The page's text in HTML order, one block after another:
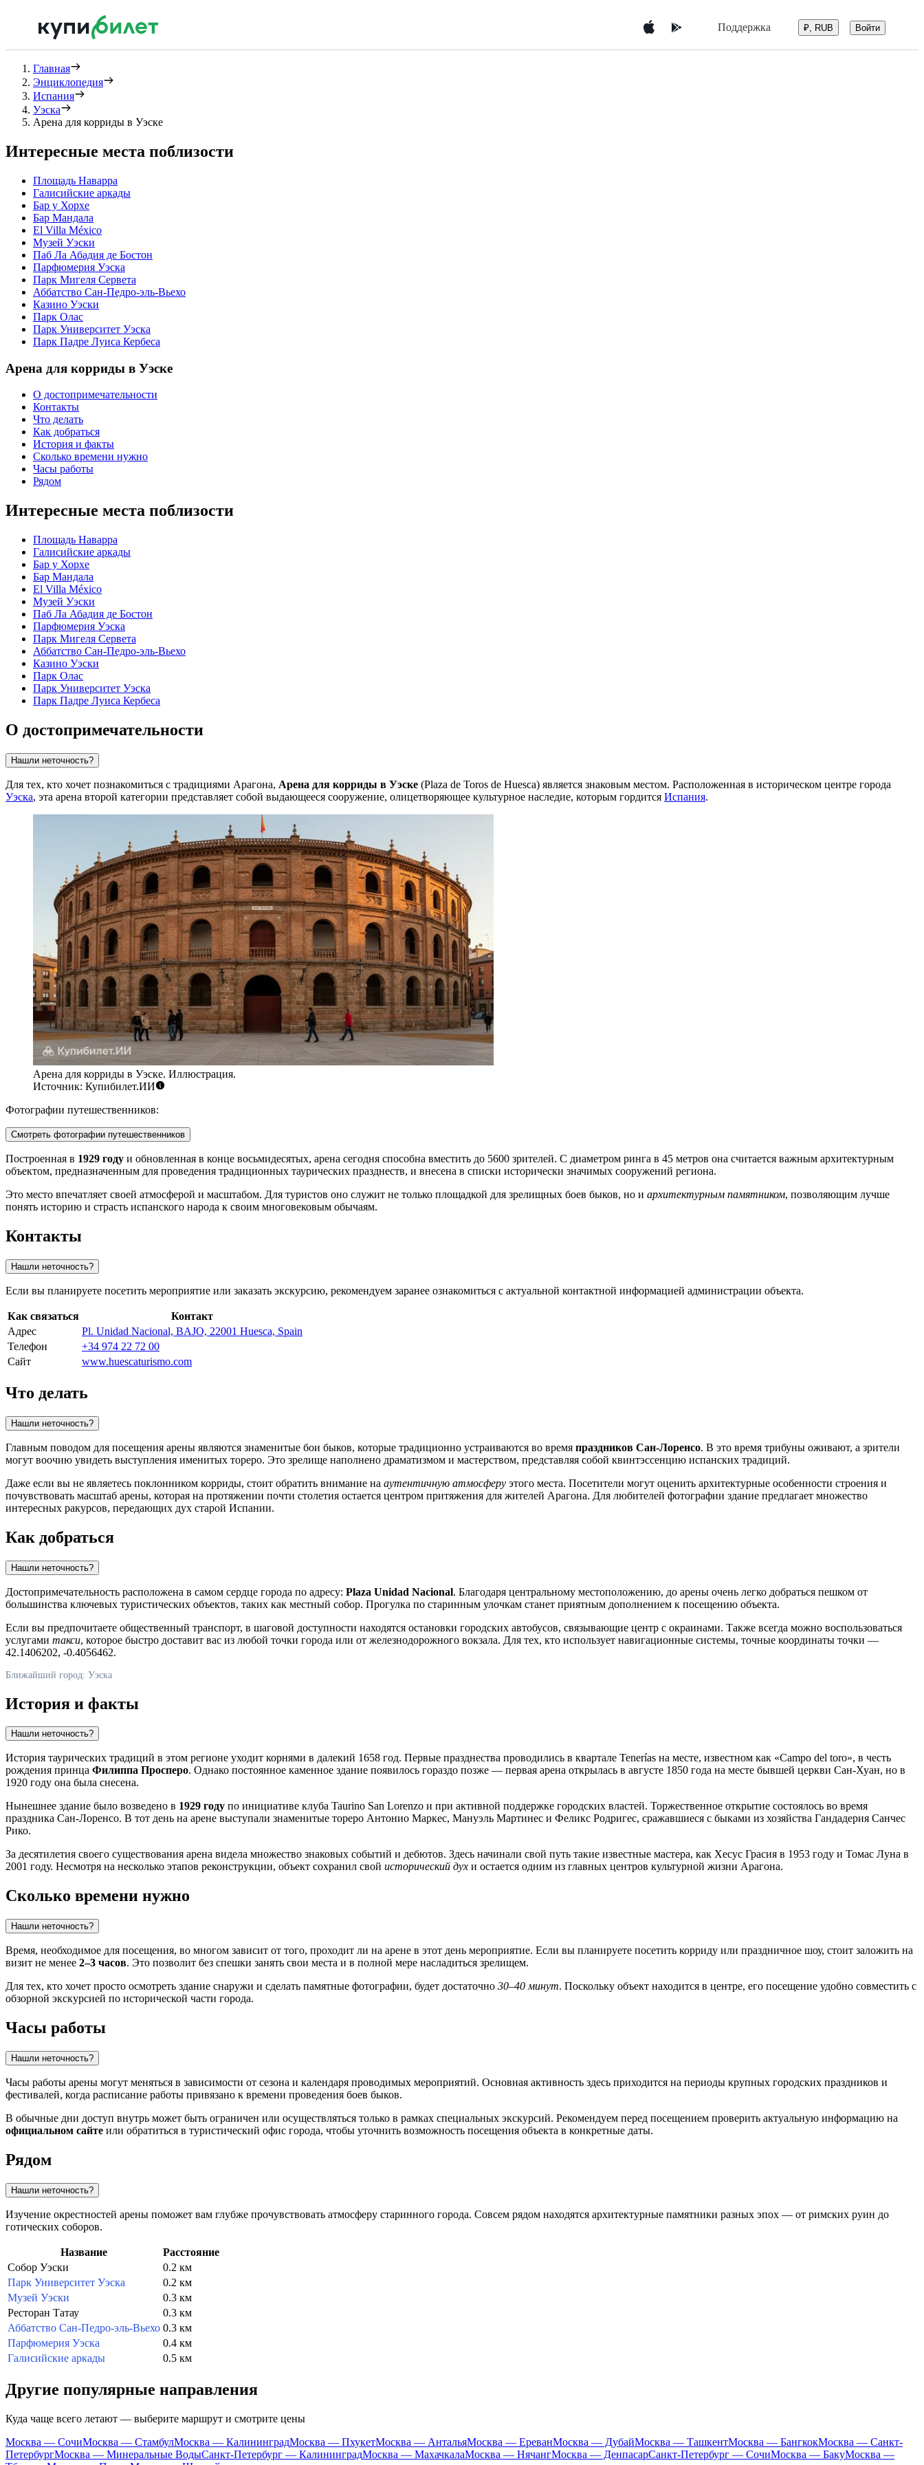
Поддержка ₽, RUB Войти
Главная
Энциклопедия
Испания
Уэска
Арена для корриды в Уэске
Интересные места поблизости
Площадь Наварра
Галисийские аркады
Бар у Хорхе
Бар Мандала
El Villa México
Музей Уэски
Паб Ла Абадия де Бостон
Парфюмерия Уэска
Парк Мигеля Сервета
Аббатство Сан-Педро-эль-Вьехо
Казино Уэски
Парк Олас
Парк Университет Уэска
Парк Падре Луиса Кербеса
Арена для корриды в Уэске
О достопримечательности
Контакты
Что делать
Как добраться
История и факты
Сколько времени нужно
Часы работы
Рядом
Интересные места поблизости
Площадь Наварра
Галисийские аркады
Бар у Хорхе
Бар Мандала
El Villa México
Музей Уэски
Паб Ла Абадия де Бостон
Парфюмерия Уэска
Парк Мигеля Сервета
Аббатство Сан-Педро-эль-Вьехо
Казино Уэски
Парк Олас
Парк Университет Уэска
Парк Падре Луиса Кербеса
О достопримечательности
Нашли неточность?
Для тех, кто хочет познакомиться с традициями Арагона, Арена для корриды в Уэске (Plaza de Toros de Huesca) является знаковым местом. Расположенная в историческом центре города
Уэска, эта арена второй категории представляет собой выдающееся сооружение, олицетворяющее культурное наследие, которым гордится Испания.
Арена для корриды в Уэске. Иллюстрация.
Источник: Купибилет.ИИ
Фотографии путешественников:
Смотреть фотографии путешественников
Построенная в 1929 году и обновленная в конце восьмидесятых, арена сегодня способна вместить до 5600 зрителей. С диаметром ринга в 45 метров она считается важным архитектурным
объектом, предназначенным для проведения традиционных таурических празднеств, и внесена в списки исторически значимых сооружений региона.
Это место впечатляет своей атмосферой и масштабом. Для туристов оно служит не только площадкой для зрелищных боев быков, но и архитектурным памятником, позволяющим лучше
понять историю и страсть испанского народа к своим многовековым обычаям.
Контакты
Нашли неточность?
Если вы планируете посетить мероприятие или заказать экскурсию, рекомендуем заранее ознакомиться с актуальной контактной информацией администрации объекта.
Как связаться
Контакт
Адрес
Pl. Unidad Nacional, BAJO, 22001 Huesca, Spain
Телефон
+34 974 22 72 00
Сайт
www.huescaturismo.com
Что делать
Нашли неточность?
Главным поводом для посещения арены являются знаменитые бои быков, которые традиционно устраиваются во время праздников Сан-Лоренсо. В это время трибуны оживают, а зрители
могут воочию увидеть выступления именитых тореро. Это зрелище наполнено драматизмом и мастерством, представляя собой квинтэссенцию испанских традиций.
Даже если вы не являетесь поклонником корриды, стоит обратить внимание на аутентичную атмосферу этого места. Посетители могут оценить архитектурные особенности строения и
почувствовать масштаб арены, которая на протяжении почти столетия остается центром притяжения для жителей Арагона. Для любителей фотографии здание предлагает множество
интересных ракурсов, передающих дух старой Испании.
Как добраться
Нашли неточность?
Достопримечательность расположена в самом сердце города по адресу: Plaza Unidad Nacional. Благодаря центральному местоположению, до арены очень легко добраться пешком от
большинства ключевых туристических объектов, таких как местный собор. Прогулка по старинным улочкам станет приятным дополнением к посещению объекта.
Если вы предпочитаете общественный транспорт, в шаговой доступности находятся остановки городских автобусов, связывающие центр с окраинами. Также всегда можно воспользоваться
услугами такси, которое быстро доставит вас из любой точки города или от железнодорожного вокзала. Для тех, кто использует навигационные системы, точные координаты точки —
42.1406202, -0.4056462.
Ближайший город: Уэска
История и факты
Нашли неточность?
История таурических традиций в этом регионе уходит корнями в далекий 1658 год. Первые празднества проводились в квартале Tenerías на месте, известном как «Campo del toro», в честь
рождения принца Филиппа Просперо. Однако постоянное каменное здание появилось гораздо позже — первая арена открылась в августе 1850 года на месте бывшей церкви Сан-Хуан, но в
1920 году она была снесена.
Нынешнее здание было возведено в 1929 году по инициативе клуба Taurino San Lorenzo и при активной поддержке городских властей. Торжественное открытие состоялось во время
праздника Сан-Лоренсо. В тот день на арене выступали знаменитые тореро Антонио Маркес, Мануэль Мартинес и Феликс Родригес, сражавшиеся с быками из хозяйства Гандадерия Санчес
Рико.
За десятилетия своего существования арена видела множество знаковых событий и дебютов. Здесь начинали свой путь такие известные мастера, как Хесус Грасия в 1953 году и Томас Луна в
2001 году. Несмотря на несколько этапов реконструкции, объект сохранил свой исторический дух и остается одним из главных центров культурной жизни Арагона.
Сколько времени нужно
Нашли неточность?
Время, необходимое для посещения, во многом зависит от того, проходит ли на арене в этот день мероприятие. Если вы планируете посетить корриду или праздничное шоу, стоит заложить на
визит не менее 2–3 часов. Это позволит без спешки занять свои места и в полной мере насладиться зрелищем.
Для тех, кто хочет просто осмотреть здание снаружи и сделать памятные фотографии, будет достаточно 30–40 минут. Поскольку объект находится в центре, его посещение удобно совместить с
обзорной экскурсией по исторической части города.
Часы работы
Нашли неточность?
Часы работы арены могут меняться в зависимости от сезона и календаря проводимых мероприятий. Основная активность здесь приходится на периоды крупных городских праздников и
фестивалей, когда расписание работы привязано к времени проведения боев быков.
В обычные дни доступ внутрь может быть ограничен или осуществляться только в рамках специальных экскурсий. Рекомендуем перед посещением проверить актуальную информацию на
официальном сайте или обратиться в туристический офис города, чтобы уточнить возможность посещения объекта в конкретные даты.
Рядом
Нашли неточность?
Изучение окрестностей арены поможет вам глубже прочувствовать атмосферу старинного города. Совсем рядом находятся архитектурные памятники разных эпох — от римских руин до
готических соборов.
Название
Расстояние
Собор Уэски
0.2 км
Парк Университет Уэска
0.2 км
Музей Уэски
0.3 км
Ресторан Татау
0.3 км
Аббатство Сан-Педро-эль-Вьехо 0.3 км
Парфюмерия Уэска
0.4 км
Галисийские аркады
0.5 км
Другие популярные направления
Куда чаще всего летают — выберите маршрут и смотрите цены
Москва — СочиМосква — СтамбулМосква — КалининградМосква — ПхукетМосква — АнтальяМосква — ЕреванМосква — ДубайМосква — ТашкентМосква — БангкокМосква — Санкт-
ПетербургМосква — Минеральные ВодыСанкт-Петербург — КалининградМосква — МахачкалаМосква — НячангМосква — ДенпасарСанкт-Петербург — СочиМосква — БакуМосква —